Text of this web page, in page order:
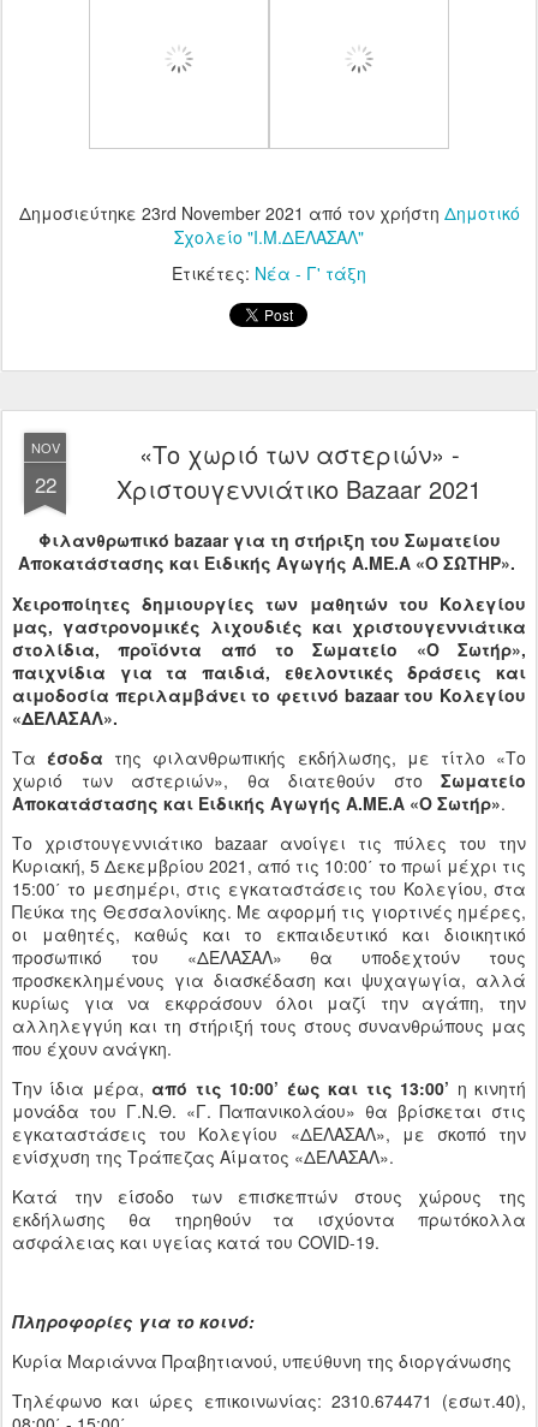
Δημοσιεύτηκε 23rd November 2021 από τον χρήστη Δημοτικό
Σχολείο "Ι.Μ.ΔΕΛΑΣΑΛ"
Ετικέτες: Νέα - Γ' τάξη
NOV
22
«Το χωριό των αστεριών» -
Χριστουγεννιάτικο Bazaar 2021
Φιλανθρωπικό bazaar για τη στήριξη του Σωματείου
Αποκατάστασης και Ειδικής Αγωγής Α.ΜΕ.Α «Ο ΣΩΤΗΡ».
Χειροποίητες δημιουργίες των μαθητών του Κολεγίου
μας, γαστρονομικές λιχουδιές και χριστουγεννιάτικα
στολίδια, προϊόντα από το Σωματείο «Ο Σωτήρ»,
παιχνίδια για τα παιδιά, εθελοντικές δράσεις και
αιμοδοσία περιλαμβάνει το φετινό bazaar του Κολεγίου
«ΔΕΛΑΣΑΛ».
Τα έσοδα της φιλανθρωπικής εκδήλωσης, με τίτλο «Το
χωριό των αστεριών», θα διατεθούν στο Σωματείο
Αποκατάστασης και Ειδικής Αγωγής Α.ΜΕ.Α «Ο Σωτήρ».
Το χριστουγεννιάτικο bazaar ανοίγει τις πύλες του την
Κυριακή, 5 Δεκεμβρίου 2021, από τις 10:00΄ το πρωί μέχρι τις
15:00΄ το μεσημέρι, στις εγκαταστάσεις του Κολεγίου, στα
Πεύκα της Θεσσαλονίκης. Με αφορμή τις γιορτινές ημέρες,
οι μαθητές, καθώς και το εκπαιδευτικό και διοικητικό
προσωπικό του «ΔΕΛΑΣΑΛ» θα υποδεχτούν τους
προσκεκλημένους για διασκέδαση και ψυχαγωγία, αλλά
κυρίως για να εκφράσουν όλοι μαζί την αγάπη, την
αλληλεγγύη και τη στήριξή τους στους συνανθρώπους μας
που έχουν ανάγκη.
Την ίδια μέρα,από τις 10:00’ έως και τις 13:00’ η κινητή
μονάδα του Γ.Ν.Θ. «Γ. Παπανικολάου» θα βρίσκεται στις
εγκαταστάσεις του Κολεγίου «ΔΕΛΑΣΑΛ», με σκοπό την
ενίσχυση της Τράπεζας Αίματος «ΔΕΛΑΣΑΛ».
Κατά την είσοδο των επισκεπτών στους χώρους της
εκδήλωσης θα τηρηθούν τα ισχύοντα πρωτόκολλα
ασφάλειας και υγείας κατά του COVID-19.
Πληροφορίες για το κοινό:
Κυρία Μαριάννα Πραβητιανού, υπεύθυνη της διοργάνωσης
Τηλέφωνο και ώρες επικοινωνίας: 2310.674471 (εσωτ.40),